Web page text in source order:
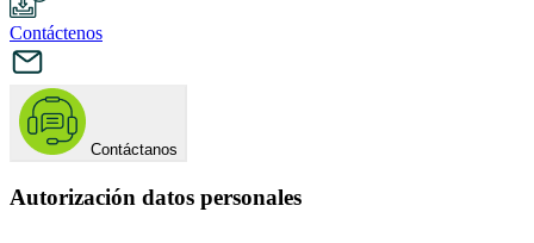
Contáctenos
Contáctanos
Autorización datos personales